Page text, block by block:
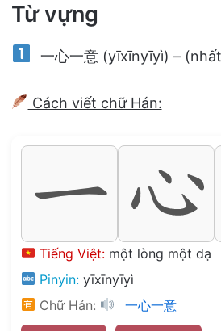
Từ vựng
一心一意 (yīxīnyīyì) –
Cách viết chữ Hán:
Tiếng Việt: một lòng một dạ
Pinyin: yīxīnyīyì
Chữ Hán:
一心一意